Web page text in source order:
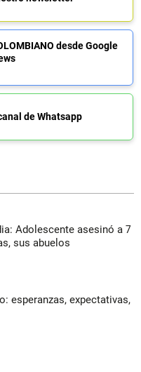
desde Google
de Whatsapp
Adolescente asesinó a 7
sus abuelos
esperanzas, expectativas,